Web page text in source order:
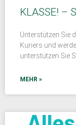
KLASSE! –
Unterstützen Sie
Kuriers und
unterstützen Sie
MEHR »